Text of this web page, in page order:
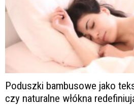
Poduszki bambusowe jako
czy naturalne włókna